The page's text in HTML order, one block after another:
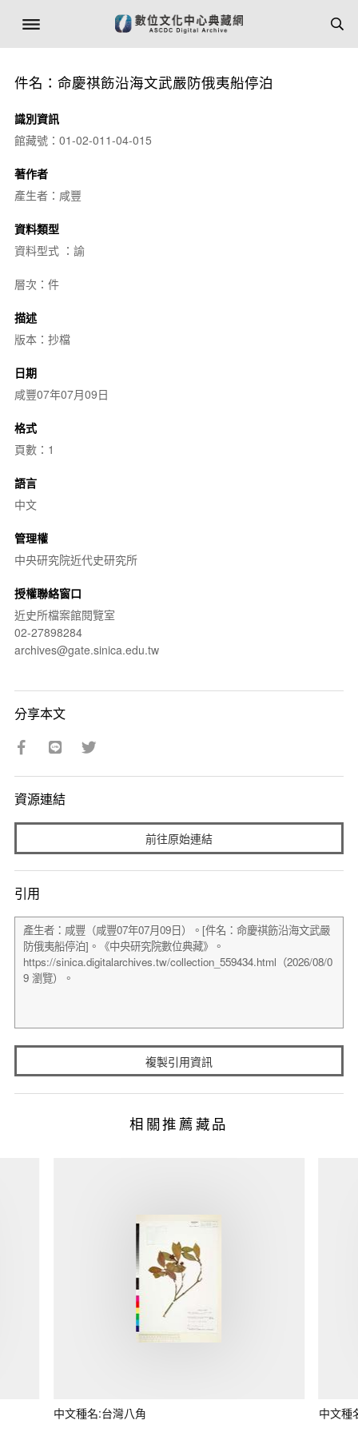
件名：命慶祺飭沿海文武嚴防俄夷船停泊
識別資訊
館藏號：01-02-011-04-015
著作者
產生者：咸豐
資料類型
資料型式 ：諭
層次：件
描述
版本：抄檔
日期
咸豐07年07月09日
格式
頁數：1
語言
中文
管理權
中央研究院近代史研究所
授權聯絡窗口
近史所檔案館閱覽室
02-27898284
archives@gate.sinica.edu.tw
分享本文
資源連結
前往原始連結
引用
複製引用資訊
相關推薦藏品
中文種名:台灣八角 中文種